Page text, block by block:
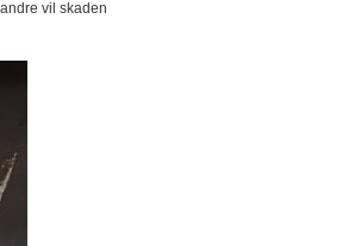
vil skaden